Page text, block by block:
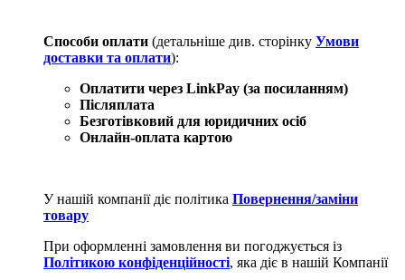
Способи оплати (детальніше див. сторінку Умови
доставки та оплати):
Оплатити через LinkPay (за посиланням)
Післяплата
Безготівковий для юридичних осіб
Онлайн-оплата картою
У нашій компанії діє політика Повернення/заміни
товару
При оформленні замовлення ви погоджується із
Політикою конфіденційності, яка діє в нашій Компанії